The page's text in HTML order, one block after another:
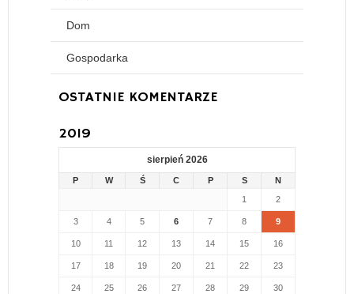
Dom
Gospodarka
OSTATNIE KOMENTARZE
2019
sierpień 2026
P W Ś C P S
N
1
2
3 4 5 6 7 8 9
10 11 12 13 14 15 16
17 18 19 20 21 22 23
24 25 26 27 28 29 30